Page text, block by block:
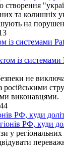
створення
та колишніх
на
системами
не
російськими
виконавцями.
РФ, куди
у